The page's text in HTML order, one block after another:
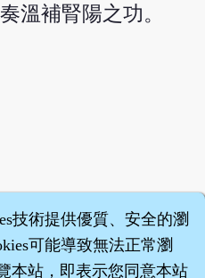
溫補腎陽之功。
技術提供優質、安全的瀏
可能導致無法正常瀏
本站，即表示您同意本站